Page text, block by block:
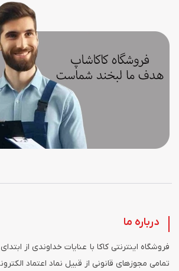
درباره ما
تمامی مجوزهای قانونی از قبیل نماد اعتماد